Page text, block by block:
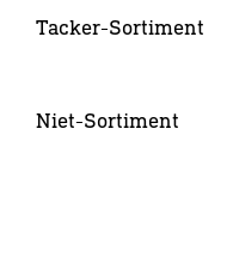
Düsen
Tacker-Sortiment
Hammertacker
Niet-Sortiment